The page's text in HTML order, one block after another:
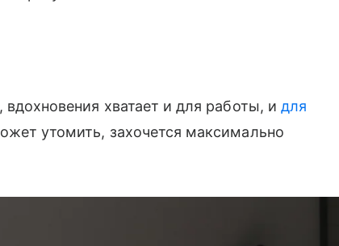
хватает и для работы, и для
утомить, захочется максимально